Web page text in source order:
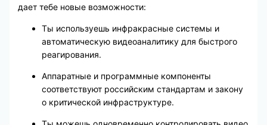
дает тебе новые возможности:
Ты используешь инфракрасные системы и
автоматическую видеоаналитику для быстрого
реагирования.
Аппаратные и программные компоненты
соответствуют российским стандартам и закону
о критической инфраструктуре.